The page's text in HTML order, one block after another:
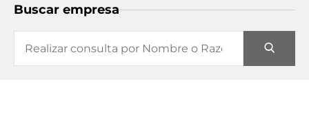
Buscar empresa